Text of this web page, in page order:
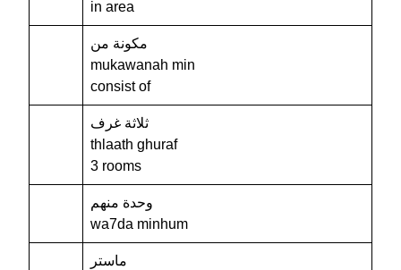
in area
مكونة من
mukawanah min
consist of
ثلاثة غرف
thlaath ghuraf
3 rooms
وحدة منهم
wa7da minhum
ماستر